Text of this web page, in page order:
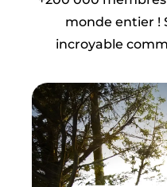
monde entier !
incroyable